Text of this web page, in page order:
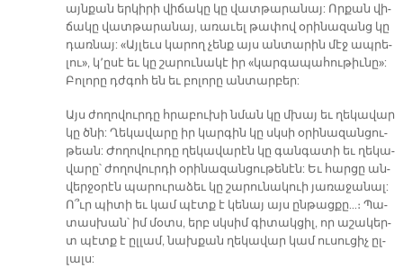
այն­քան եր­կի­րի վի­ճա­կը կը վատ­թա­րա­նայ: Որ­քան վի­
ճա­կը վատ­թա­րա­նայ, ա­ռա­ւե­լ թա­փո­վ օ­րի­նա­զանց կը
դառ­նայ: «Այ­լեւս կա­րո­ղ չենք այս ան­տա­րի­ն մէջ ապ­րե­
լու», կ՚ը­սէ եւ կը շա­րու­նա­կէ իր «կար­գա­պա­հու­թի­ւնը»:
Բո­լոր­ը դժգոհ են եւ բո­լոր­ը ան­տար­բեր:
Այս ժող­ո­վու­րդը հրա­բու­խի նման կը մխայ եւ ղե­կա­վար
կը ծնի: Ղե­կա­վա­րը իր կար­գին կը սկսի օ­րին­ա­զան­ցու­
թեա­ն: Ժո­ղով­ուր­դը ղե­կա­վա­րէն կը գան­գա­տի եւ ղե­կա­
վա­րը՝ ժո­ղով­ուր­դի օ­րին­ա­զան­ցու­թե­նէն­: Եւ հար­ցը ան­
վեր­ջօր­էն պա­րու­րա­ձեւ կը շա­րու­նա­կու­ի յա­ռա­ջա­նալ:
Ո՞ւր պի­տի եւ կամ պէտք է կե­նայ այս ըն­թաց­քը...։ Պա­
տաս­խան՝ իմ մօտս, երբ սկսիմ գի­տակ­ցիլ, որ ա­շա­կեր­
տ պէտ­ք է ըլ­լամ, նախ­քան ղեկ­ա­վար կամ ու­սու­ցիչ ըլ­
լալս: